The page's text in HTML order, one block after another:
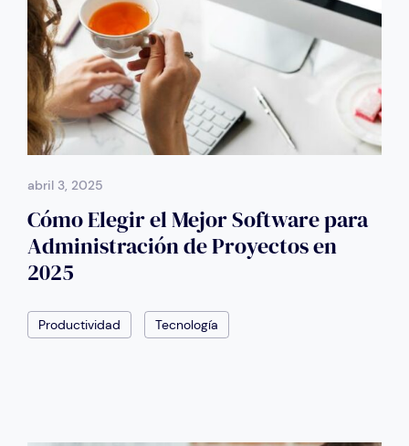
abril 3, 2025
Cómo Elegir el Mejor Software para
Administración de Proyectos en
2025
Productividad Tecnología